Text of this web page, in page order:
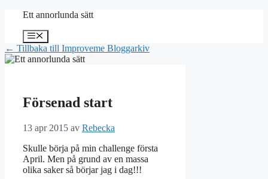
Hoppa
innehåll
Ett annorlunda sätt
Meny
← Tillbaka till Improveme Bloggarkiv
Försenad start
13 apr 2015 av Rebecka
Skulle börja på min challenge första
April. Men på grund av en massa
olika saker så börjar jag i dag!!!